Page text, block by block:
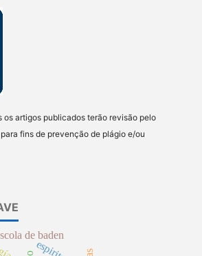
os artigos publicados terão revisão pelo
para fins de prevenção de plágio e/ou
espirito
de baden